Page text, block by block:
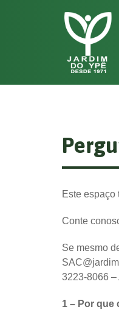
Este
Conte
Se mesmo
3223-8066 –
1 – Por que